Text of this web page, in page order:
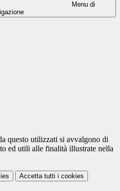
Menu di
questo utilizzati si avvalgono di
ed utili alle finalità illustrate nella
Accetta tutti i cookies